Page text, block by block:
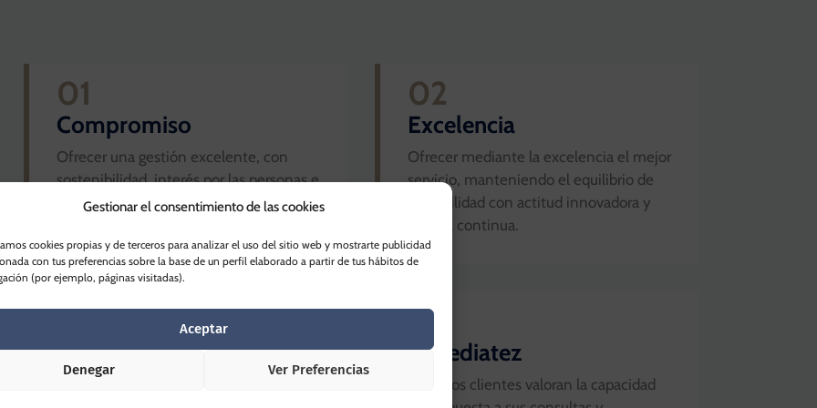
Gestionar el consentimiento de las cookies
cookies propias y de terceros para analizar el uso del sitio web y mostrarte publicidad
con tus preferencias sobre la base de un perfil elaborado a partir de tus hábitos de
(por ejemplo, páginas visitadas).
Aceptar
Denegar Ver Preferencias
01
Compromiso
Ofrecer una gestión excelente, con
sostenibilidad, interés por las personas e
integridad y responsabilidad social.
02
Excelencia
Ofrecer mediante la excelencia el mejor
servicio, manteniendo el equilibrio de
rentabilidad con actitud innovadora y
mejora continua.
03
Equipo
04
Inmediatez
Nuestros clientes valoran la capacidad